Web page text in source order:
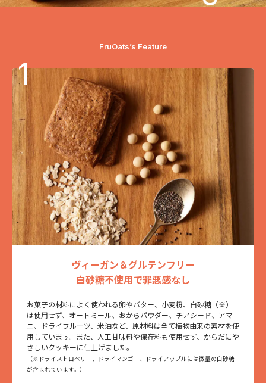
FruOats’s Feature
ヴィーガン＆グルテンフリー
白砂糖不使用で罪悪感なし
お菓子の材料によく使われる卵やバター、小麦粉、白砂糖（※）
は使用せず、オートミール、おからパウダー、チアシード、アマ
ニ、ドライフルーツ、米油など、原材料は全て植物由来の素材を使
用しています。また、人工甘味料や保存料も使用せず、からだにや
さしいクッキーに仕上げました。
（※ドライストロベリー、ドライマンゴー、ドライアップルには微量の白砂糖
が含まれています。）